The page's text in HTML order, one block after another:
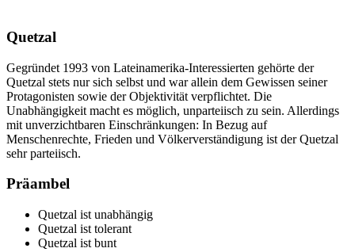
Quetzal
Gegründet 1993 von Lateinamerika-Interessierten gehörte der
Quetzal stets nur sich selbst und war allein dem Gewissen seiner
Protagonisten sowie der Objektivität verpflichtet. Die
Unabhängigkeit macht es möglich, unparteiisch zu sein. Allerdings
mit unverzichtbaren Einschränkungen: In Bezug auf
Menschenrechte, Frieden und Völkerverständigung ist der Quetzal
sehr parteiisch.
Präambel
Quetzal ist unabhängig
Quetzal ist tolerant
Quetzal ist bunt